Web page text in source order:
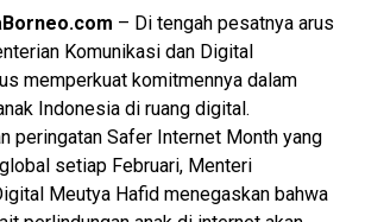
– Di tengah pesatnya arus
Komunikasi dan Digital
memperkuat komitmennya dalam
Indonesia di ruang digital.
peringatan Safer Internet Month yang
setiap Februari, Menteri
Meutya Hafid menegaskan bahwa